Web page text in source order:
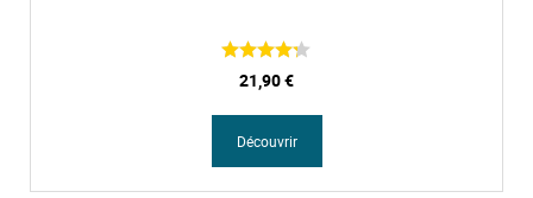
21,90 €
Découvrir